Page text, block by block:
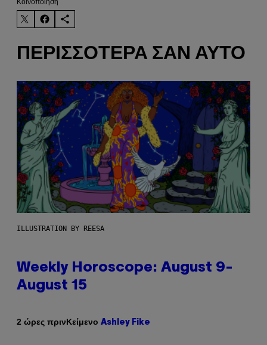
Kοινοποίηση
ΠΕΡΙΣΣΌΤΕΡΑ ΣΑΝ ΑΥΤΌ
ILLUSTRATION BY REESA
Weekly Horoscope: August 9-
August 15
2 ώρες πρινΚείμενο Ashley Fike